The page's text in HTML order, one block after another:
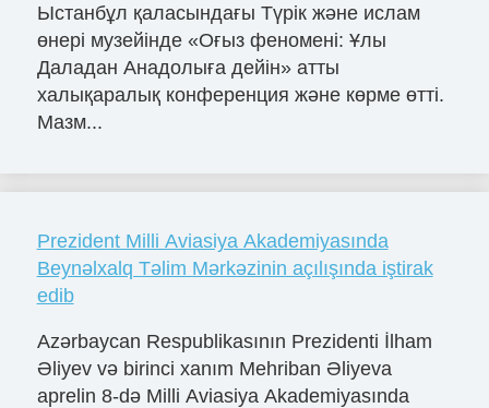
Ыстанбұл қаласындағы Түрік және ислам
өнері музейінде «Оғыз феномені: Ұлы
Даладан Анадолыға дейін» атты
халықаралық конференция және көрме өтті.
Мазм...
Prezident Milli Aviasiya Akademiyasında
Beynəlxalq Təlim Mərkəzinin açılışında iştirak
edib
Azərbaycan Respublikasının Prezidenti İlham
Əliyev və birinci xanım Mehriban Əliyeva
aprelin 8-də Milli Aviasiya Akademiyasında